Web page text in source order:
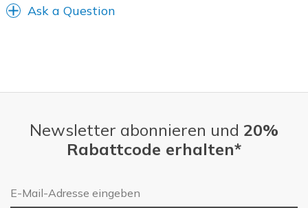
Ask a Question
Newsletter abonnieren und 20%
Rabattcode erhalten*
E-Mail-Adresse